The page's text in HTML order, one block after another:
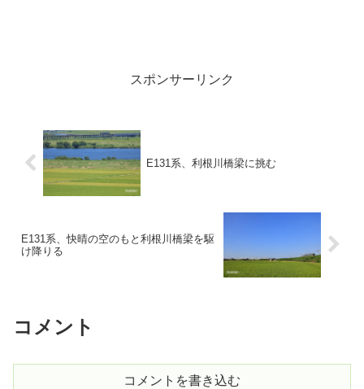
スポンサーリンク
E131系、利根川橋梁に挑む
E131系、快晴の空のもと利根川橋梁を駆
け降りる
コメント
コメントを書き込む